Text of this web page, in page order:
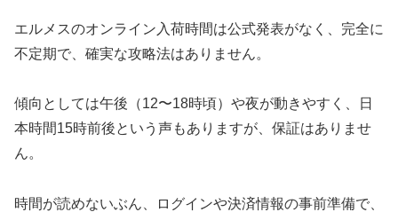
エルメスのオンライン入荷時間は公式発表がなく、完全に
不定期で、確実な攻略法はありません。
傾向としては午後（12〜18時頃）や夜が動きやすく、日
本時間15時前後という声もありますが、保証はありませ
ん。
時間が読めないぶん、ログインや決済情報の事前準備で、